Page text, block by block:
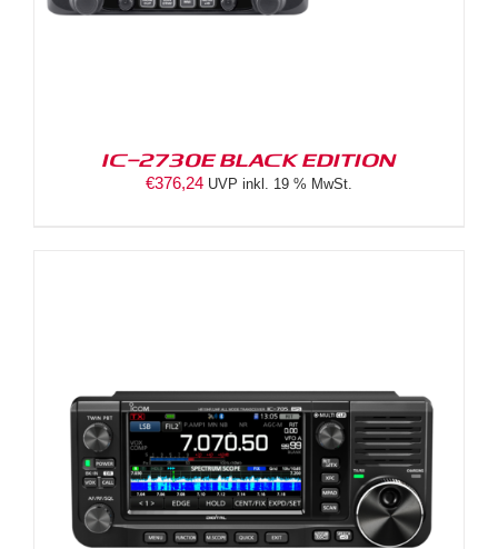
IC-2730E BLACK EDITION
€376,24 UVP inkl. 19 % MwSt.